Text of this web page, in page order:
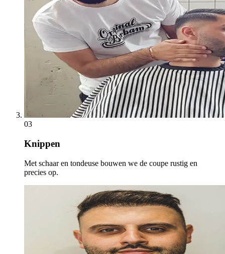
03
Knippen
Met schaar en tondeuse bouwen we de coupe rustig en
precies op.